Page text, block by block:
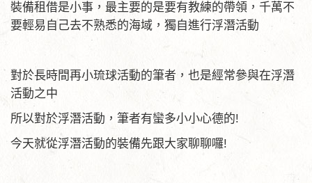
裝備租借是小事，最主要的是要有教練的帶領，千萬不
要輕易自己去不熟悉的海域，獨自進行浮潛活動
對於長時間再小琉球活動的筆者，也是經常參與在浮潛
活動之中
所以對於浮潛活動，筆者有蠻多小小心德的!
今天就從浮潛活動的裝備先跟大家聊聊囉!